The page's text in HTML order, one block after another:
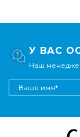
У ВАС
Наш